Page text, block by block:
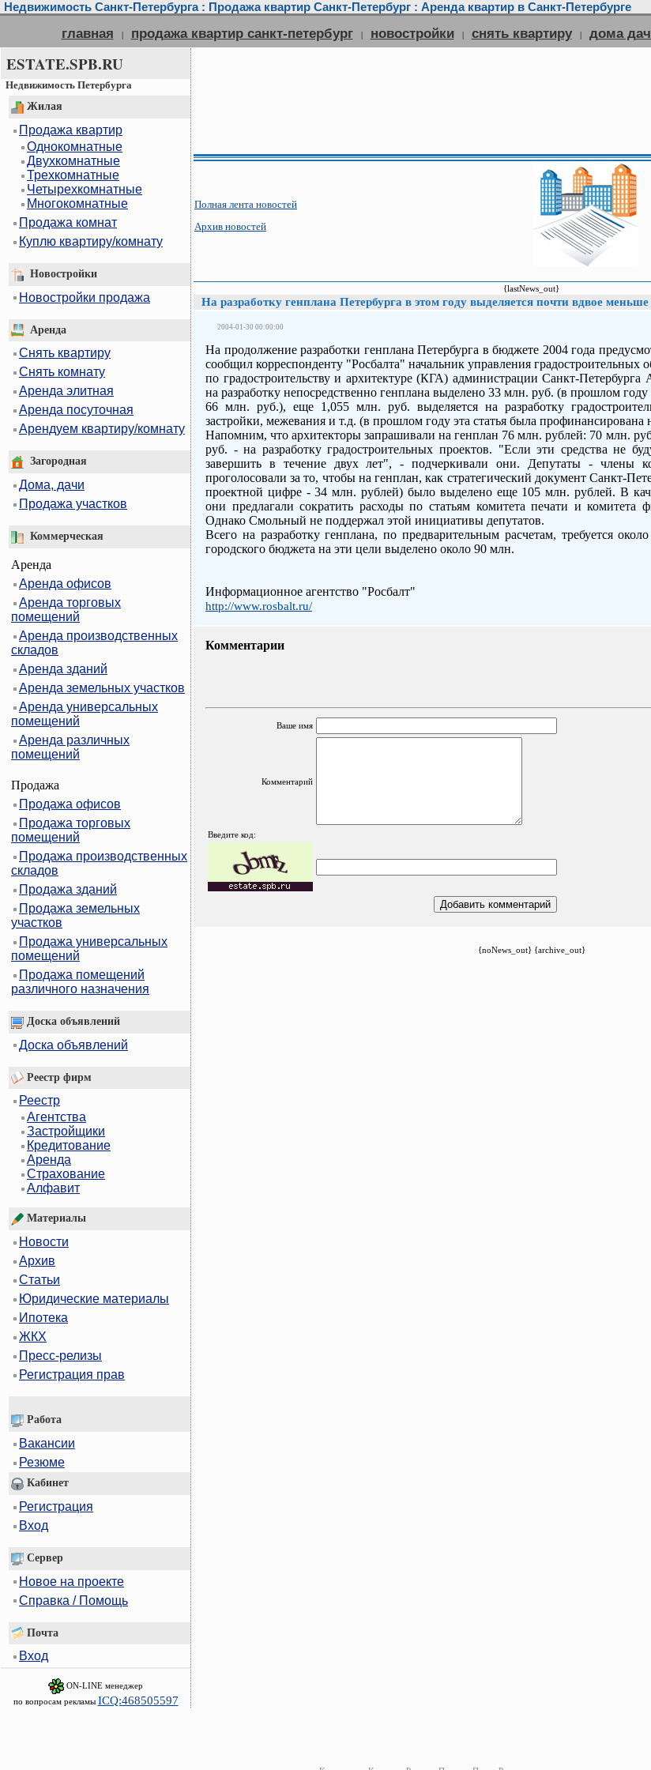
Недвижимость Санкт-Петербурга : Продажа квартир Санкт-Петербург : Аренда квартир в Санкт-Петербурге
главная | продажа квартир санкт-петербург | новостройки | снять квартиру | дома
ESTATE.SPB.RU
Недвижимость Петербурга
Жилая
Продажа квартир
Однокомнатные
Двухкомнатные
Трехкомнатные
Четырехкомнатные
Многокомнатные
Продажа комнат
Куплю квартиру/комнату
Новостройки
Новостройки продажа
Аренда
Снять квартиру
Снять комнату
Аренда элитная
Аренда посуточная
Арендуем квартиру/комнату
Загородная
Дома, дачи
Продажа участков
Коммерческая
Аренда
Аренда офисов
Аренда торговых
помещений
Аренда производственных
складов
Аренда зданий
Аренда земельных участков
Аренда универсальных
помещений
Аренда различных
помещений
Продажа
Продажа офисов
Продажа торговых
помещений
Продажа производственных
складов
Продажа зданий
Продажа земельных
участков
Продажа универсальных
помещений
Продажа помещений
различного назначения
Доска объявлений
Доска объявлений
Реестр фирм
Реестр
Агентства
Застройщики
Кредитование
Аренда
Страхование
Алфавит
Материалы
Новости
Архив
Статьи
Юридические материалы
Ипотека
ЖКХ
Пресс-релизы
Регистрация прав
Работа
Вакансии
Резюме
Кабинет
Регистрация
Вход
Сервер
Новое на проекте
Справка / Помощь
Почта
Вход
ON-LINE менеджер
по вопросам рекламы ICQ:468505597
Полная лента новостей
Архив новостей
{lastNews_out}
На разработку генплана Петербурга в этом году выделяется почти вдвое меньше
2004-01-30 00:00:00
На продолжение разработки генплана Петербурга в бюджете 2004 года
сообщил корреспонденту "Росбалта" начальник управления градостроительных
по градостроительству и архитектуре (КГА) администрации Санкт-
на разработку непосредственно генплана выделено 33 млн. руб. (в прошлом
66 млн. руб.), еще 1,055 млн. руб. выделяется на разработку
застройки, межевания и т.д. (в прошлом году эта статья была профинансирована
Напомним, что архитекторы запрашивали на генплан 76 млн. рублей: 70 млн.
руб. - на разработку градостроительных проектов. "Если эти средства не
завершить в течение двух лет", - подчеркивали они. Депутаты - члены
проголосовали за то, чтобы на генплан, как стратегический документ Санкт-
проектной цифре - 34 млн. рублей) было выделено еще 105 млн. рублей. В
они предлагали сократить расходы по статьям комитета печати и комитета
Однако Смольный не поддержал этой инициативы депутатов.
Всего на разработку генплана, по предварительным расчетам, требуется
городского бюджета на эти цели выделено около 90 млн.
Информационное агентство "Росбалт"
http://www.rosbalt.ru/
Комментарии
Ваше имя
Комментарий
Введите код:
{noNews_out} {archive_out}